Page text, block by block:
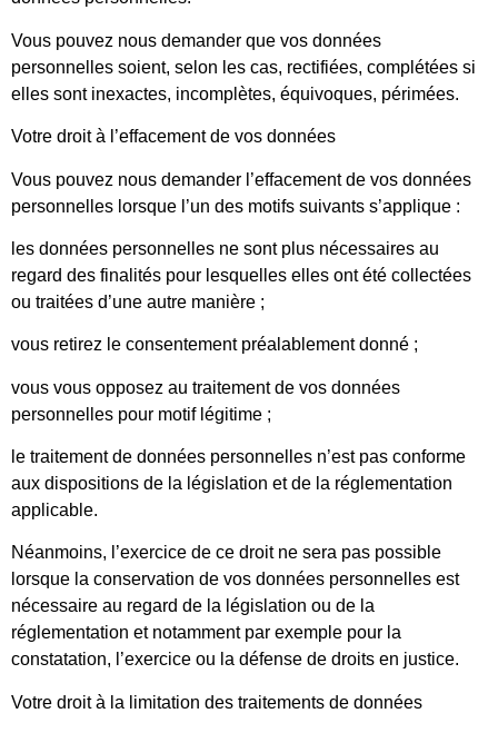
Vous pouvez nous demander que vos données
personnelles soient, selon les cas, rectifiées, complétées si
elles sont inexactes, incomplètes, équivoques, périmées.
Votre droit à l’effacement de vos données
Vous pouvez nous demander l’effacement de vos données
personnelles lorsque l’un des motifs suivants s’applique :
les données personnelles ne sont plus nécessaires au
regard des finalités pour lesquelles elles ont été collectées
ou traitées d’une autre manière ;
vous retirez le consentement préalablement donné ;
vous vous opposez au traitement de vos données
personnelles pour motif légitime ;
le traitement de données personnelles n’est pas conforme
aux dispositions de la législation et de la réglementation
applicable.
Néanmoins, l’exercice de ce droit ne sera pas possible
lorsque la conservation de vos données personnelles est
nécessaire au regard de la législation ou de la
réglementation et notamment par exemple pour la
constatation, l’exercice ou la défense de droits en justice.
Votre droit à la limitation des traitements de données